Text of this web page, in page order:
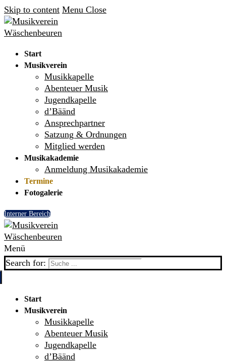
Skip to content Menu Close
Start
Musikverein
Musikkapelle
Abenteuer Musik
Jugendkapelle
d’Bäänd
Ansprechpartner
Satzung & Ordnungen
Mitglied werden
Musikakademie
Anmeldung Musikakademie
Termine
Fotogalerie
Interner Bereich
Menü
Search for:
Start
Musikverein
Musikkapelle
Abenteuer Musik
Jugendkapelle
d’Bäänd